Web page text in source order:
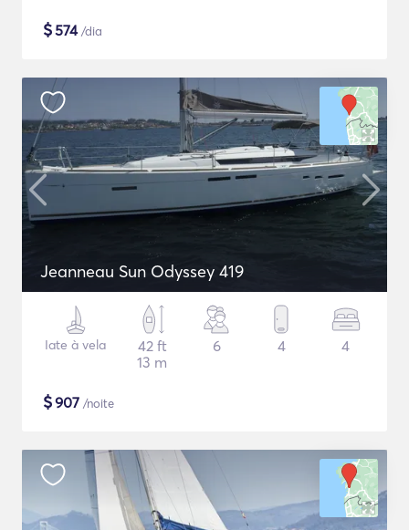
$574/dia
Jeanneau Sun Odyssey 419
Iate à vela
42 ft
13 m
6 4 4
$907 /noite